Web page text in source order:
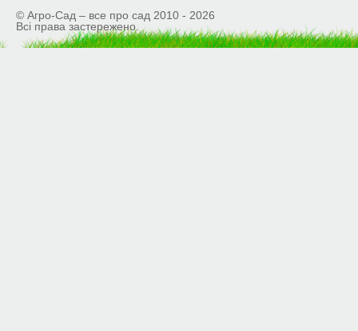
© Агро-Сад – все про сад 2010 - 2026
Всі права застережено.